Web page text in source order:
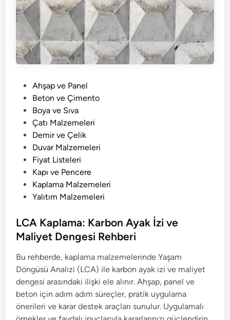
Ahşap ve Panel
Beton ve Çimento
Boya ve Sıva
Çatı Malzemeleri
Demir ve Çelik
Duvar Malzemeleri
Fiyat Listeleri
Kapı ve Pencere
Kaplama Malzemeleri
Yalıtım Malzemeleri
LCA Kaplama: Karbon Ayak İzi ve
Maliyet Dengesi Rehberi
Bu rehberde, kaplama malzemelerinde Yaşam
Döngüsü Analizi (LCA) ile karbon ayak izi ve maliyet
dengesi arasındaki ilişki ele alınır. Ahşap, panel ve
beton için adım adım süreçler, pratik uygulama
önerileri ve karar destek araçları sunulur. Uygulamalı